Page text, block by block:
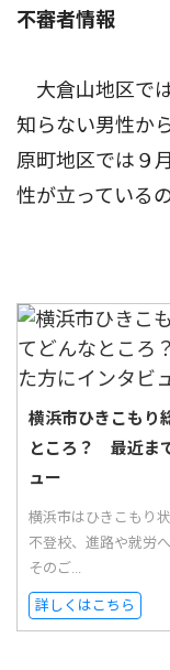
不審者情報
大倉山地区で
知らない男性か
原町地区では９
性が立っている
横浜市ひきこもり
ところ？ 最近ま
ュー
横浜市はひきこもり
不登校、進路や就労
そのご...
詳しくはこちら